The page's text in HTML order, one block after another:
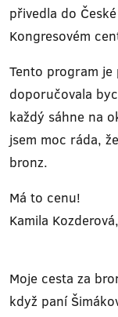
přivedla do
Kongresovém
Tento program
doporučovala
každý sáhne na
jsem moc ráda,
bronz.
Má to cenu!
Kamila
Moje cesta za
když paní